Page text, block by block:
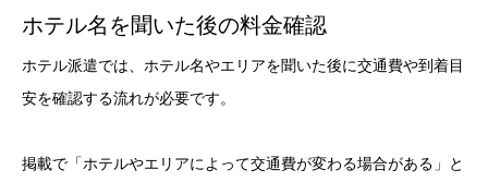
ホテル名を聞いた後の料金確認
ホテル派遣では、ホテル名やエリアを聞いた後に交通費や到着目
安を確認する流れが必要です。
掲載で「ホテルやエリアによって交通費が変わる場合がある」と